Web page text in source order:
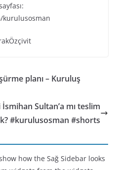
kurulusosman
planı – Kuruluş
Sultan’a mı teslim
#kurulusosman #shorts
how the Sağ Sidebar looks